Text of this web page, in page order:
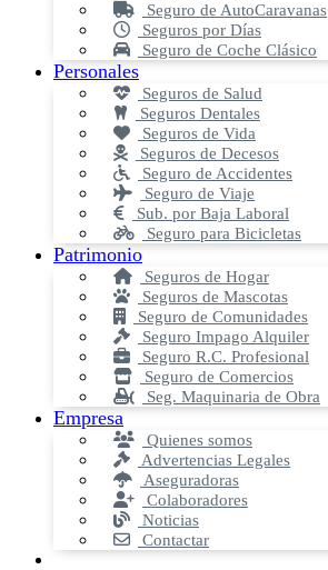
Seguro de AutoCaravanas
Seguros por Días
Seguro de Coche Clásico
Personales
Seguros de Salud
Seguros Dentales
Seguros de Vida
Seguros de Decesos
Seguro de Accidentes
Seguro de Viaje
Sub. por Baja Laboral
Seguro para Bicicletas
Patrimonio
Seguros de Hogar
Seguros de Mascotas
Seguro de Comunidades
Seguro Impago Alquiler
Seguro R.C. Profesional
Seguro de Comercios
Seg. Maquinaria de Obra
Empresa
Quienes somos
Advertencias Legales
Aseguradoras
Colaboradores
Noticias
Contactar